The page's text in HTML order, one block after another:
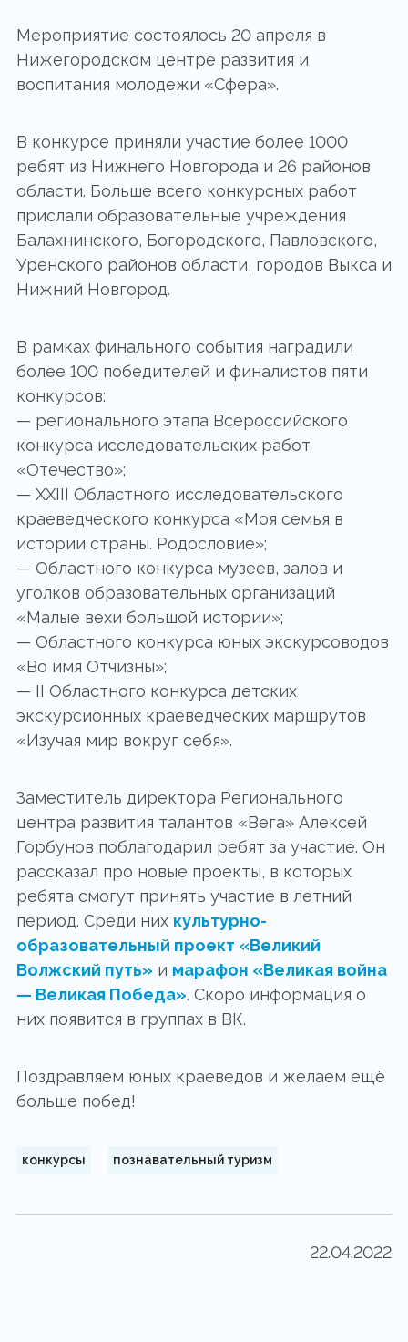
Мероприятие состоялось 20 апреля в
Нижегородском центре развития и
воспитания молодежи «Сфера».
В конкурсе приняли участие более 1000
ребят из Нижнего Новгорода и 26 районов
области. Больше всего конкурсных работ
прислали образовательные учреждения
Балахнинского, Богородского, Павловского,
Уренского районов области, городов Выкса и
Нижний Новгород.
В рамках финального события наградили
более 100 победителей и финалистов пяти
конкурсов:
— регионального этапа Всероссийского
конкурса исследовательских работ
«Отечество»;
— XXIII Областного исследовательского
краеведческого конкурса «Моя семья в
истории страны. Родословие»;
— Областного конкурса музеев, залов и
уголков образовательных организаций
«Малые вехи большой истории»;
— Областного конкурса юных экскурсоводов
«Во имя Отчизны»;
— II Областного конкурса детских
экскурсионных краеведческих маршрутов
«Изучая мир вокруг себя».
Заместитель директора Регионального
центра развития талантов «Вега» Алексей
Горбунов поблагодарил ребят за участие. Он
рассказал про новые проекты, в которых
ребята смогут принять участие в летний
период. Среди них культурно-
образовательный проект «Великий
Волжский путь» и марафон «Великая война
— Великая Победа». Скоро информация о
них появится в группах в ВК.
Поздравляем юных краеведов и желаем ещё
больше побед!
конкурсы познавательный туризм
22.04.2022